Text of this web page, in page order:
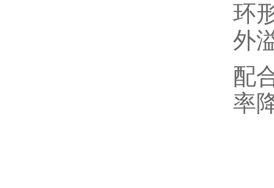
环
外
配
率